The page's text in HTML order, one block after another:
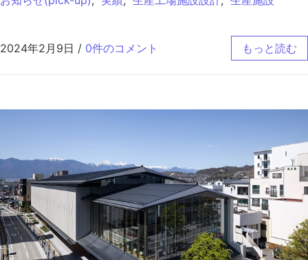
2024年2月9日 / 0件のコメント もっと読む